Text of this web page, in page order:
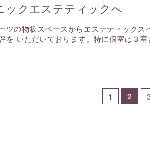
ックエステティックへ
ツの物販スペースからエステティックス
を いただいております。特に個室は３
1 2 3